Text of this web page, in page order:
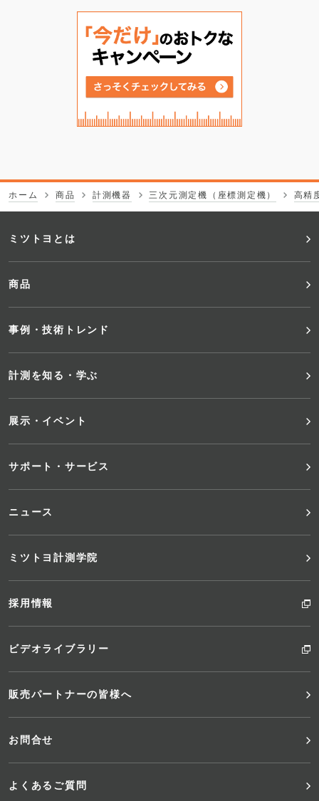
ホーム 商品 計測機器 三次元測定機（座標測定機） 高精
フ
ッ
タ
ー
メ
ュ
ー
ミツトヨとは
商品
事例・技術トレンド
計測を知る・学ぶ
展示・イベント
サポート・サービス
ニュース
ミツトヨ計測学院
採用情報
ビデオライブラリー
販売パートナーの皆様へ
お問合せ
よくあるご質問